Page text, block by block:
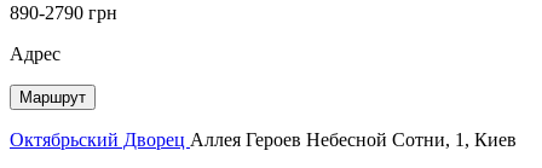
890-2790 грн
Адрес
Маршрут
Октябрьский Дворец Аллея Героев Небесной Сотни, 1, Киев